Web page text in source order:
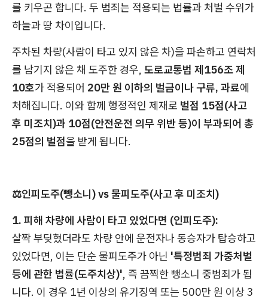
를 키우곤 합니다. 두 범죄는 적용되는 법률과 처벌 수위가
하늘과 땅 차이입니다.
주차된 차량(사람이 타고 있지 않은 차)을 파손하고 연락처
를 남기지 않은 채 도주한 경우, 도로교통법 제156조 제
10호가 적용되어 20만 원 이하의 벌금이나 구류, 과료에
처해집니다. 이와 함께 행정적인 제재로 벌점 15점(사고
후 미조치)과 10점(안전운전 의무 위반 등)이 부과되어 총
25점의 벌점을 받게 됩니다.
⚖️인피도주(뺑소니) vs 물피도주(사고 후 미조치)
1. 피해 차량에 사람이 타고 있었다면 (인피도주):
살짝 부딪혔더라도 차량 안에 운전자나 동승자가 탑승하고
있었다면, 이는 단순 물피도주가 아닌 '특정범죄 가중처벌
등에 관한 법률(도주치상)', 즉 끔찍한 뺑소니 중범죄가 됩
니다. 이 경우 1년 이상의 유기징역 또는 500만 원 이상 3